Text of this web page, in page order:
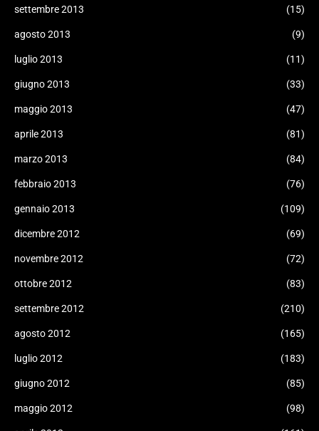
settembre 2013 (15)
agosto 2013 (9)
luglio 2013 (11)
giugno 2013 (33)
maggio 2013 (47)
aprile 2013 (81)
marzo 2013 (84)
febbraio 2013 (76)
gennaio 2013 (109)
dicembre 2012 (69)
novembre 2012 (72)
ottobre 2012 (83)
settembre 2012 (210)
agosto 2012 (165)
luglio 2012 (183)
giugno 2012 (85)
maggio 2012 (98)